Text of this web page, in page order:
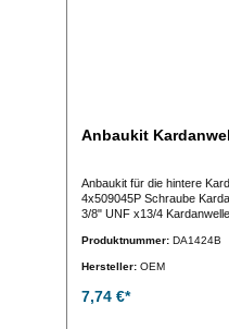
Anbaukit
Anbaukit für die hintere
4x509045P Schraube
3/8" UNF x13/4
Produktnummer: DA1424B
Hersteller: OEM
7,74 €*